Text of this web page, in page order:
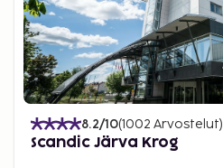
8.2/10(1002 Arvostelut)
Scandic Järva Krog